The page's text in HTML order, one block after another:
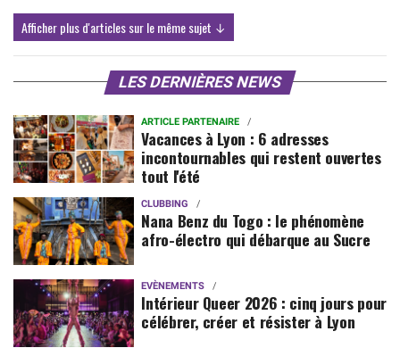
Afficher plus d'articles sur le même sujet ↓
LES DERNIÈRES NEWS
ARTICLE PARTENAIRE
Vacances à Lyon : 6 adresses
incontournables qui restent ouvertes
tout l'été
CLUBBING
Nana Benz du Togo : le phénomène
afro-électro qui débarque au Sucre
EVÈNEMENTS
Intérieur Queer 2026 : cinq jours pour
célébrer, créer et résister à Lyon